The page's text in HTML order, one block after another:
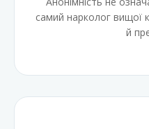
самий нарколог вищої
й